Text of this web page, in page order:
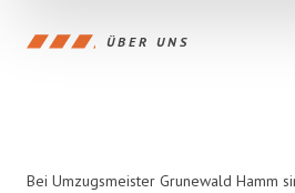
ÜBER UNS
Bei Umzugsmeister Grunewald Hamm